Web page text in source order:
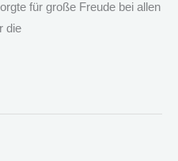
für große Freude bei allen
die